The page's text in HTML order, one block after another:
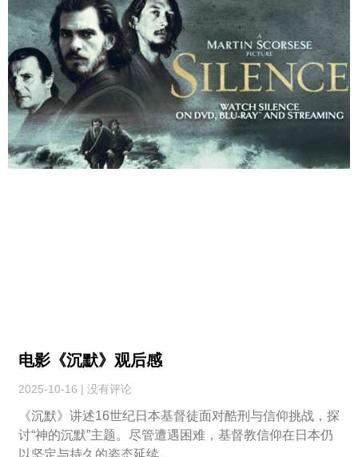
电影《沉默》观后感
2025-10-16 没有评论
《沉默》讲述16世纪日本基督徒面对酷刑与信仰挑战，探
讨“神的沉默”主题。尽管遭遇困难，基督教信仰在日本仍